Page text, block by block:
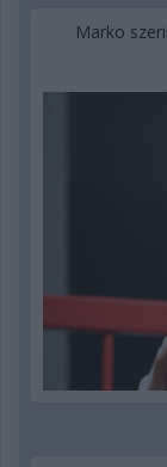
Marko